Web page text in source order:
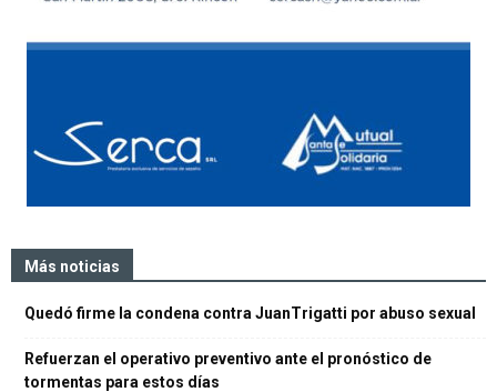
Más noticias
Quedó firme la condena contra JuanTrigatti por abuso sexual
Refuerzan el operativo preventivo ante el pronóstico de
tormentas para estos días